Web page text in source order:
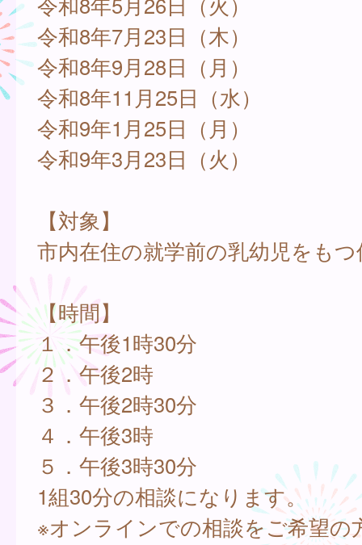
令和8年7月23日（木）
令和8年9月28日（月）
令和8年11月25日（水）
令和9年1月25日（月）
令和9年3月23日（火）
【対象】
市内在住の就学前の乳幼児をもつ
【時間】
１．午後1時30分
２．午後2時
３．午後2時30分
４．午後3時
５．午後3時30分
1組30分の相談になります。
※オンラインでの相談をご希望の